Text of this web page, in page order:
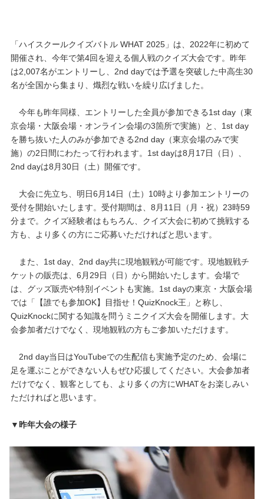
「ハイスクールクイズバトル WHAT 2025」は、2022年に初めて
開催され、今年で第4回を迎える個人戦のクイズ大会です。昨年
は2,007名がエントリーし、2nd dayでは予選を突破した中高生30
名が全国から集まり、熾烈な戦いを繰り広げました。
今年も昨年同様、エントリーした全員が参加できる1st day（東
京会場・大阪会場・オンライン会場の3箇所で実施）と、1st day
を勝ち抜いた人のみが参加できる2nd day（東京会場のみで実
施）の2日間にわたって行われます。1st dayは8月17日（日）、
2nd dayは8月30日（土）開催です。
大会に先立ち、明日6月14日（土）10時より参加エントリーの
受付を開始いたします。受付期間は、8月11日（月・祝）23時59
分まで。クイズ経験者はもちろん、クイズ大会に初めて挑戦する
方も、より多くの方にご応募いただければと思います。
また、1st day、2nd day共に現地観戦が可能です。現地観戦チ
ケットの販売は、6月29日（日）から開始いたします。会場で
は、グッズ販売や特別イベントも実施。1st dayの東京・大阪会場
では「【誰でも参加OK】目指せ！QuizKnock王」と称し、
QuizKnockに関する知識を問うミニクイズ大会を開催します。大
会参加者だけでなく、現地観戦の方もご参加いただけます。
2nd day当日はYouTubeでの生配信も実施予定のため、会場に
足を運ぶことができない人もぜひ応援してください。大会参加者
だけでなく、観客としても、より多くの方にWHATをお楽しみい
ただければと思います。
▼昨年大会の様子